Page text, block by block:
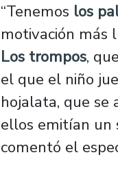
“Tenemos los
motivación más
Los trompos,
el que el niño
hojalata, que se
ellos emitían un
comentó el